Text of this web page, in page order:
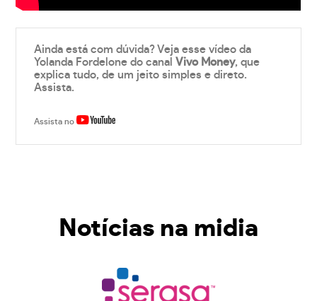
Ainda está com dúvida? Veja esse vídeo da
Yolanda Fordelone do canalVivo Money, que
explica tudo, de um jeito simples e direto.
Assista.
Assista no
Notícias na midia